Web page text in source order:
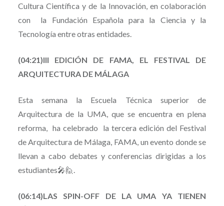
Cultura Científica y de la Innovación, en colaboración
con la Fundación Española para la Ciencia y la
Tecnología entre otras entidades.
(04:21)III EDICIÓN DE FAMA, EL FESTIVAL DE
ARQUITECTURA DE MÁLAGA
Esta semana la Escuela Técnica superior de
Arquitectura de la UMA, que se encuentra en plena
reforma, ha celebrado la tercera edición del Festival
de Arquitectura de Málaga, FAMA, un evento donde se
llevan a cabo debates y conferencias dirigidas a los
estudiantes🎤🙋.
(06:14)LAS SPIN-OFF DE LA UMA YA TIENEN